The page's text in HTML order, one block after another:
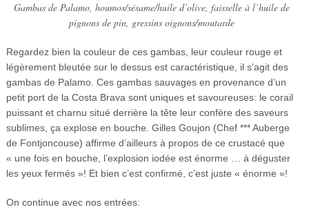
Gambas de Palamo, houmos/sésame/huile d’olive, faisselle à l’huile de
pignons de pin, gressins oignons/moutarde
Regardez bien la couleur de ces gambas, leur couleur rouge et
légèrement bleutée sur le dessus est caractéristique, il s’agit des
gambas de Palamo. Ces gambas sauvages en provenance d’un
petit port de la Costa Brava sont uniques et savoureuses: le corail
puissant et charnu situé derrière la tête leur confère des saveurs
sublimes, ça explose en bouche. Gilles Goujon (Chef *** Auberge
de Fontjoncouse) affirme d’ailleurs à propos de ce crustacé que
« une fois en bouche, l’explosion iodée est énorme … à déguster
les yeux fermés »! Et bien c’est confirmé, c’est juste « énorme »!
On continue avec nos entrées: